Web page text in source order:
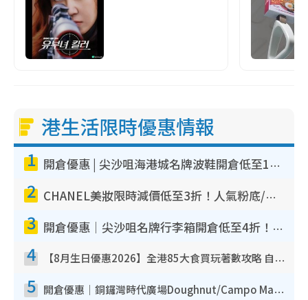
港生活限時優惠情報
1 開倉優惠 | 尖沙咀海港城名牌波鞋開倉低至1折！On鞋$899起／Joy&Peace鞋履$98起
2 CHANEL美妝限時減價低至3折！人氣粉底/唇膏/精華液低至$275！COCO香水都有平
3 開倉優惠｜尖沙咀名牌行李箱開倉低至4折！一連5日 American Tourister/ace./Hallmark $200起！
4 【8月生日優惠2026】全港85大食買玩著數攻略 自助餐/火鍋放題同行免費＋誠品/DONKI送現金券
5 開倉優惠｜銅鑼灣時代廣場Doughnut/Campo Marzio開倉低至1折！背囊、書包、手袋劈價$200起